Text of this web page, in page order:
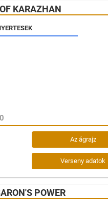
KARAZHAN
Az ágrajz
Verseny adatok
POWER